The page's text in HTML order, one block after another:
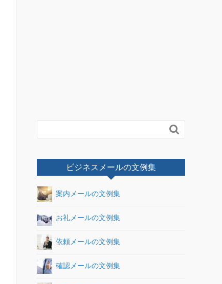

ビジネスメールの文例集
案内メールの文例集
お礼メールの文例集
依頼メールの文例集
確認メールの文例集